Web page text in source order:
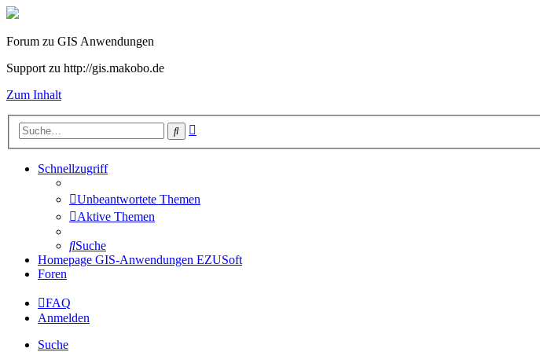
Forum zu GIS Anwendungen
Support zu http://gis.makobo.de
Zum Inhalt
Suche
Schnellzugriff
Unbeantwortete Themen
Aktive Themen
Suche
Homepage GIS-Anwendungen EZUSoft
Foren
FAQ
Anmelden
Suche